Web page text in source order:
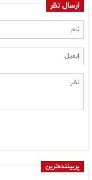
ارسال نظر
پربیننده‌ترین